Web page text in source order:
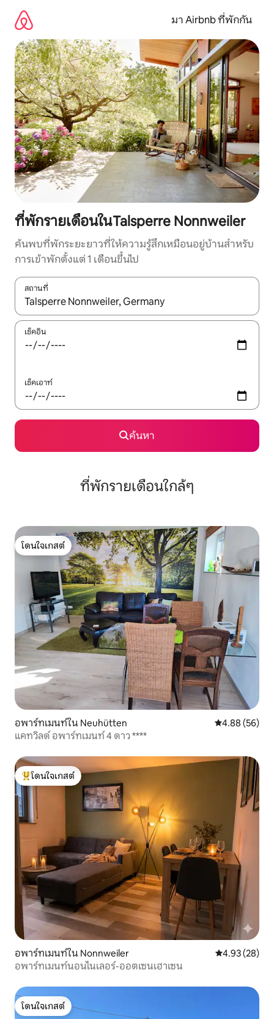
เนื้อหา
มา Airbnb ที่พักกัน
ที่พักรายเดือนในTalsperre Nonnweiler
ค้นพบที่พักระยะยาวที่ให้ความรู้สึกเหมือนอยู่บ้านสำหรับ
การเข้าพักตั้งแต่ 1 เดือนขึ้นไป
สถานที่
ใช้ลูกศรขึ้นลง หรือใช้การสัมผัสหรือปัด เพื่อสำรวจผลการค้นหา
เช็คอิน
เช็คเอาท์
ค้นหา
ที่พักรายเดือนใกล้ๆ
โดนใจเกสต์
โดนใจเกสต์
อพาร์ทเมนท์ใน Neuhütten คะแนนเฉลี่ย
4.88 (56)
แคทวิลด์ อพาร์ทเมนท์ 4 ดาว ****
โดนใจเกสต์ที่สุด
โดนใจเกสต์
อพาร์ทเมนท์ใน Nonnweiler คะแนนเฉลี่ย
4.93 (28)
อพาร์ทเมนท์นอนไนเลอร์-ออตเซนเฮาเซน
โดนใจเกสต์
โดนใจเกสต์